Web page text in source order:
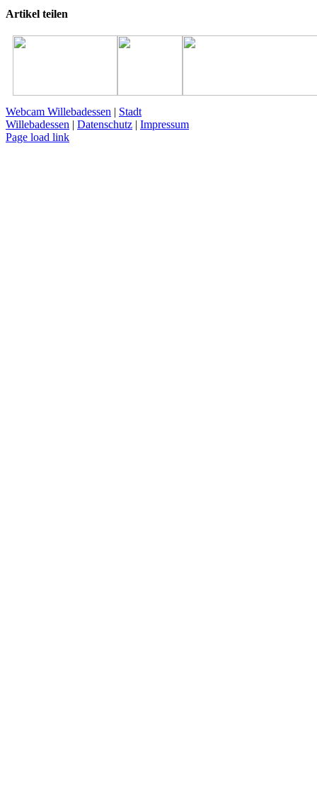
Artikel teilen
Facebook
Reddit
LinkedIn
WhatsApp
Pinterest
Vk
E-
Webcam Willebadessen
Stadt
Willebadessen
Datenschutz
Impressum
Facebook
X
YouTube
Page load link